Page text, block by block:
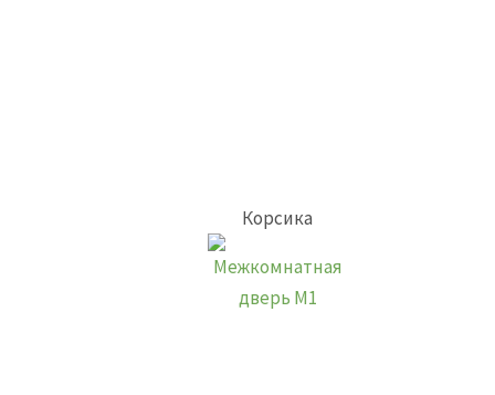
Корсика